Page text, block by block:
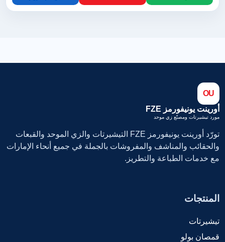
OU
أورينت يونيفورمز FZE
مورد تيشيرتات ومصنّع زي موحد
تورّد أورينت يونيفورمز FZE التيشيرتات والزي الموحد والقبعات
والحقائب والمناشف والمفروشات بالجملة في جميع أنحاء الإمارات
مع خدمات الطباعة والتطريز.
المنتجات
تيشيرتات
قمصان بولو